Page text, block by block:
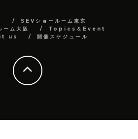
SEVショールーム東京
ーム大阪
Topics＆Event
us
開催スケジュール